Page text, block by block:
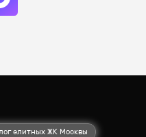
элитных ЖК Москвы